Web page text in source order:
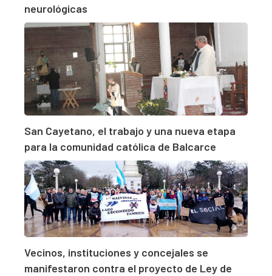
neurológicas
San Cayetano, el trabajo y una nueva etapa
para la comunidad católica de Balcarce
Vecinos, instituciones y concejales se
manifestaron contra el proyecto de Ley de